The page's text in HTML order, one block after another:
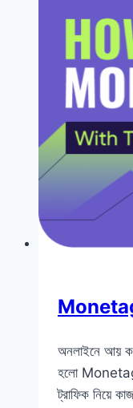
Monetag
অনলাইনে আয়
হলো
ট্রাফিক নিয়ে